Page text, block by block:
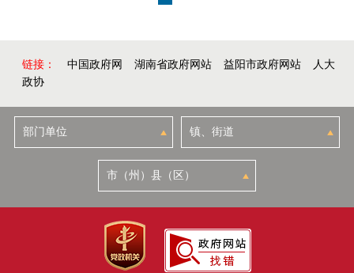
链接： 中国政府网 湖南省政府网站 益阳市政府网站
人大
政协